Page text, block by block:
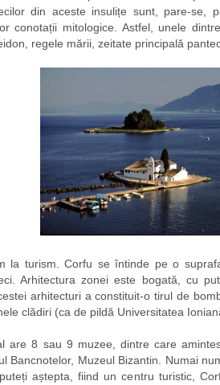
din aceste insulițe sunt, pare-se,
conotații mitologice. Astfel, unele
regele mării, zeitate principală
la turism. Corfu se întinde pe o
Arhitectura zonei este bogată, cu
arhitecturi a constituit-o tirul de
clădiri (ca de pildă Universitatea
are 8 sau 9 muzee, dintre care
Bancnotelor, Muzeul Bizantin. Numai
aștepta, fiind un centru turistic,